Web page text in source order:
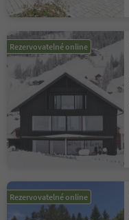
Rezervovatelné online
Rezervovatelné online